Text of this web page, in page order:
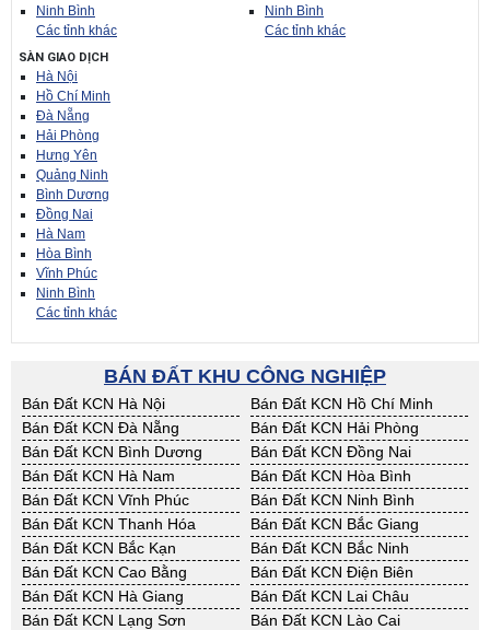
Ninh Bình
Các tỉnh khác
Ninh Bình
Các tỉnh khác
SÀN GIAO DỊCH
Hà Nội
Hồ Chí Minh
Đà Nẵng
Hải Phòng
Hưng Yên
Quảng Ninh
Bình Dương
Đồng Nai
Hà Nam
Hòa Bình
Vĩnh Phúc
Ninh Bình
Các tỉnh khác
BÁN ĐẤT KHU CÔNG NGHIỆP
Bán Đất KCN Hà Nội
Bán Đất KCN Hồ Chí Minh
Bán Đất KCN Đà Nẵng
Bán Đất KCN Hải Phòng
Bán Đất KCN Bình Dương
Bán Đất KCN Đồng Nai
Bán Đất KCN Hà Nam
Bán Đất KCN Hòa Bình
Bán Đất KCN Vĩnh Phúc
Bán Đất KCN Ninh Bình
Bán Đất KCN Thanh Hóa
Bán Đất KCN Bắc Giang
Bán Đất KCN Bắc Kạn
Bán Đất KCN Bắc Ninh
Bán Đất KCN Cao Bằng
Bán Đất KCN Điện Biên
Bán Đất KCN Hà Giang
Bán Đất KCN Lai Châu
Bán Đất KCN Lạng Sơn
Bán Đất KCN Lào Cai